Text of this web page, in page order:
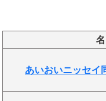
あいおいニッセイ